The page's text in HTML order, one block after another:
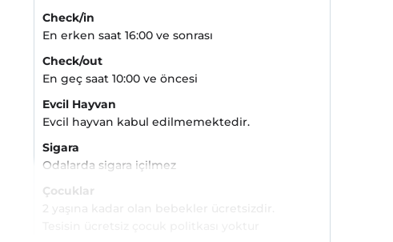
Check/in
En erken saat 16:00 ve sonrası
Check/out
En geç saat 10:00 ve öncesi
Evcil Hayvan
Evcil hayvan kabul edilmemektedir.
Sigara
Odalarda sigara içilmez
Çocuklar
2 yaşına kadar olan bebekler ücretsizdir.